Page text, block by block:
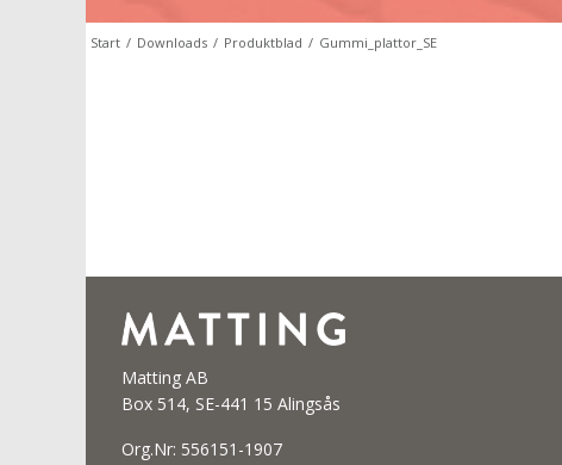
Start / Downloads / Produktblad / Gummi_plattor_SE
Matting AB
Box 514, SE-441 15 Alingsås
Org.Nr: 556151-1907